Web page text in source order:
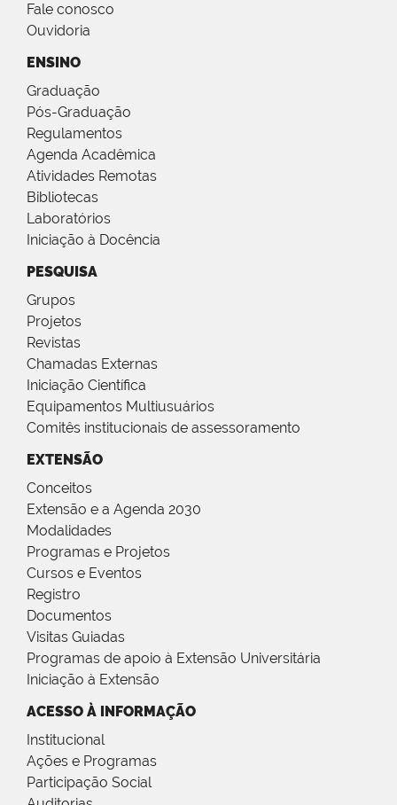
Fale conosco
Ouvidoria
ENSINO
Graduação
Pós-Graduação
Regulamentos
Agenda Acadêmica
Atividades Remotas
Bibliotecas
Laboratórios
Iniciação à Docência
PESQUISA
Grupos
Projetos
Revistas
Chamadas Externas
Iniciação Científica
Equipamentos Multiusuários
Comitês institucionais de assessoramento
EXTENSÃO
Conceitos
Extensão e a Agenda 2030
Modalidades
Programas e Projetos
Cursos e Eventos
Registro
Documentos
Visitas Guiadas
Programas de apoio à Extensão Universitária
Iniciação à Extensão
ACESSO À INFORMAÇÃO
Institucional
Ações e Programas
Participação Social